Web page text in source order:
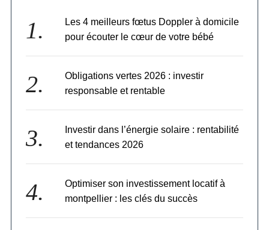
Les 4 meilleurs fœtus Doppler à domicile
pour écouter le cœur de votre bébé
Obligations vertes 2026 : investir
responsable et rentable
Investir dans l’énergie solaire : rentabilité
et tendances 2026
Optimiser son investissement locatif à
montpellier : les clés du succès